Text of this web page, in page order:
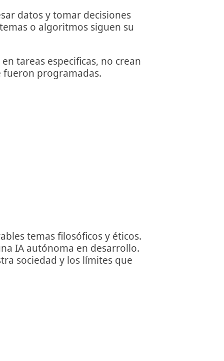
datos y tomar decisiones
o algoritmos siguen su
tareas especificas, no crean
fueron programadas.
temas filosóficos y éticos.
IA autónoma en desarrollo.
sociedad y los límites que